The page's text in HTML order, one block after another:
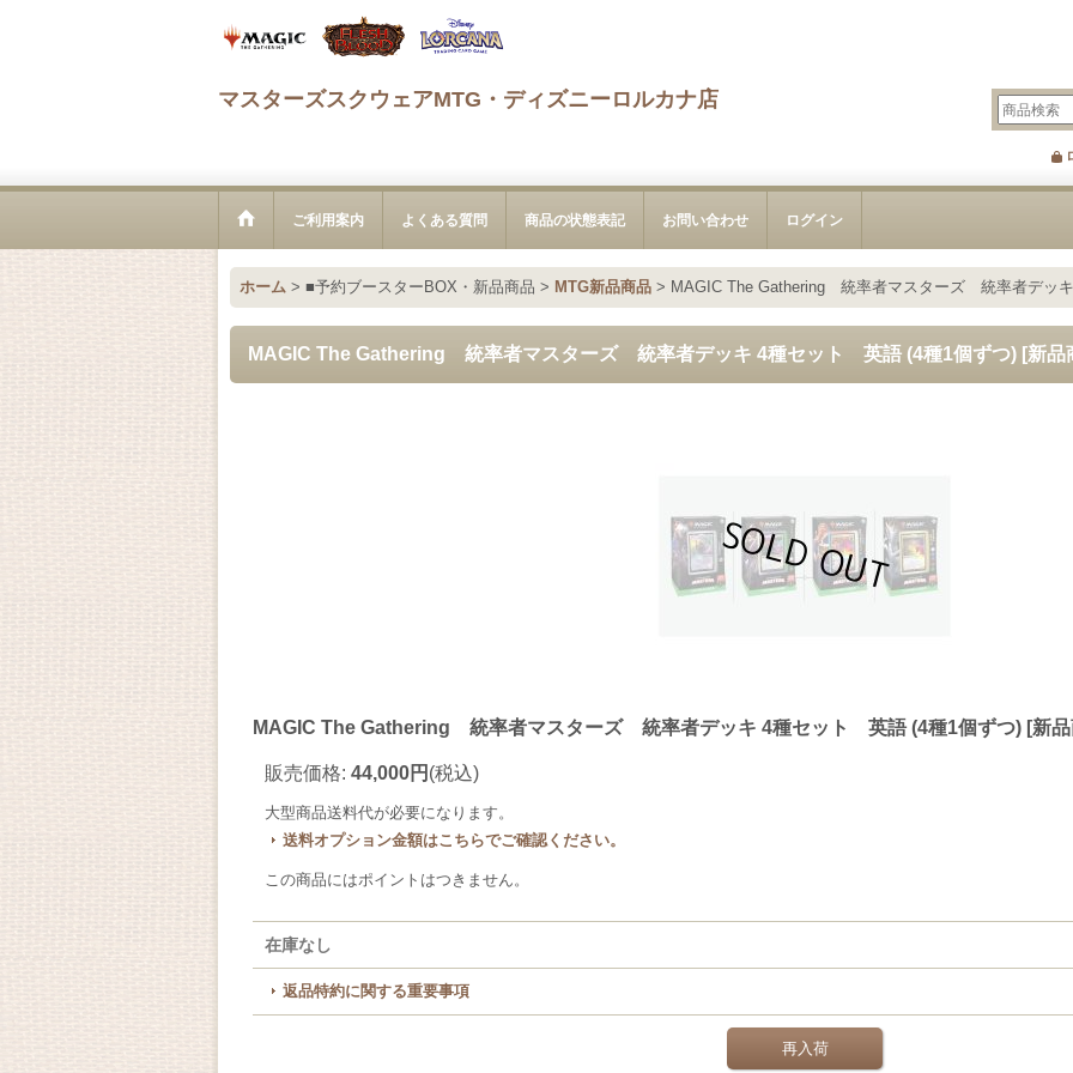
マスターズスクウェアMTG・ディズニーロルカナ店
ご利用案内 よくある質問 商品の状態表記 お問い合わせ ログイン
ホーム > ■予約ブースターBOX・新品商品 > MTG新品商品 > MAGIC The Gathering 統率者マスターズ 統率者デッ
MAGIC The Gathering 統率者マスターズ 統率者デッキ 4種セット 英語 (4種1個ずつ) [新品
MAGIC The Gathering 統率者マスターズ 統率者デッキ 4種セット 英語 (4種1個ずつ) [新品
販売価格: 44,000円 (税込)
大型商品送料代が必要になります。
送料オプション金額はこちらでご確認ください。
この商品にはポイントはつきません。
在庫なし
返品特約に関する重要事項
再入荷